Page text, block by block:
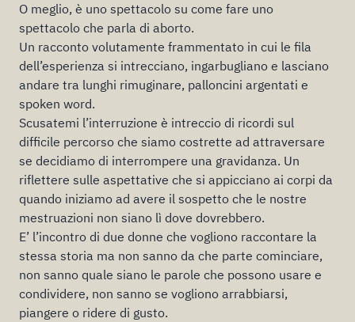
O meglio, è uno spettacolo su come fare uno
spettacolo che parla di aborto.
Un racconto volutamente frammentato in cui le fila
dell’esperienza si intrecciano, ingarbugliano e lasciano
andare tra lunghi rimuginare, palloncini argentati e
spoken word.
Scusatemi l’interruzione è intreccio di ricordi sul
difficile percorso che siamo costrette ad attraversare
se decidiamo di interrompere una gravidanza. Un
riflettere sulle aspettative che si appicciano ai corpi da
quando iniziamo ad avere il sospetto che le nostre
mestruazioni non siano lì dove dovrebbero.
E’ l’incontro di due donne che vogliono raccontare la
stessa storia ma non sanno da che parte cominciare,
non sanno quale siano le parole che possono usare e
condividere, non sanno se vogliono arrabbiarsi,
piangere o ridere di gusto.